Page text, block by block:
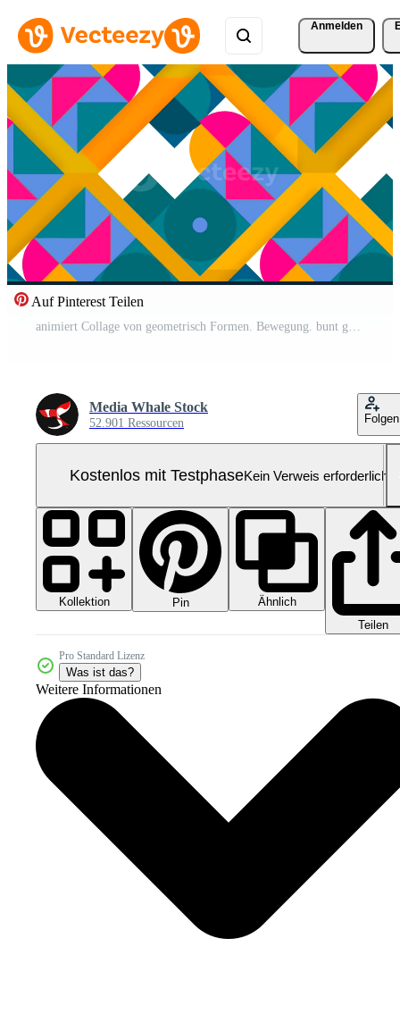
Anmelden
Auf Pinterest Teilen
animiert Collage von geometrisch Formen. Bewegung. bunt geometrisch Formen Bewegung im animiert Anwendung. geometrisch retro Poster Pro Video
Media Whale Stock
52.901 Ressourcen Folgen
Kostenlos mit TestphaseKein Verweis erforderlich
Kollektion Pin
Ähnlich
Teilen
Pro Standard Lizenz
Was ist das?
Weitere Informationen